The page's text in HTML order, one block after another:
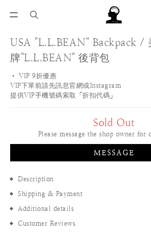
USA "L.L.BEAN" Backpack /
牌"L.L.BEAN" 後背包
• VIP 9折優惠
VIP下單前請先訊息官網或Instagram
提供VIP手機號碼索取「折扣代碼」
Sold Out
Please message the shop owner for
MESSAGE
Description
Shipping & Payment
Additional details
Customer Reviews